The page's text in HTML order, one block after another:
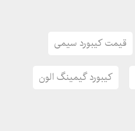
قیمت کیبورد سیمی
کیبورد گیمینگ الون